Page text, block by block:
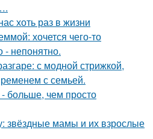
хоть раз в жизни
хочется чего-то
- непонятно.
с модной стрижкой,
с семьей.
больше, чем просто
звёздные мамы и их взрослые